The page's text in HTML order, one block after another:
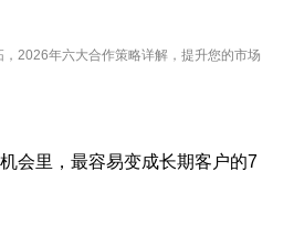
2026年六大合作策略详解，提升您的市场
会里，最容易变成长期客户的7